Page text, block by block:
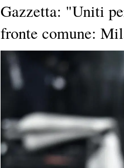
Gazzetta: "Uniti
fronte comune: